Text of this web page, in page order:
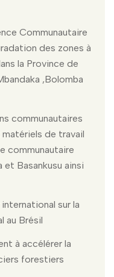
Communautaire
des zones à
la Province de
,Bolomba
communautaires
de travail
communautaire
Basankusu ainsi
sur la
au Brésil
à accélérer la
forestiers